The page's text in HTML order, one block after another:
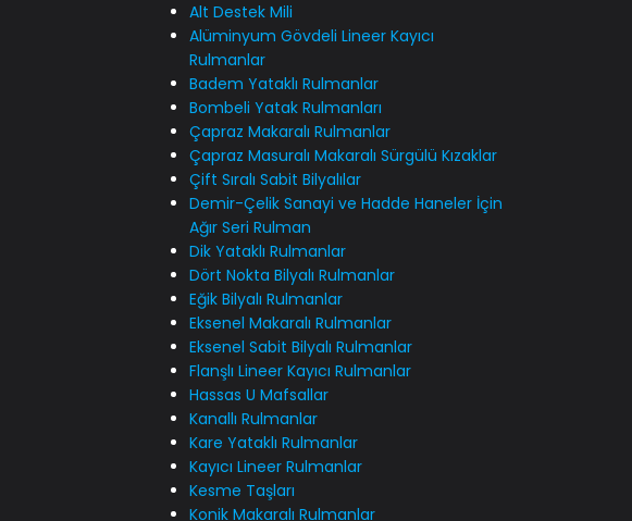
Alt Destek Mili
Alüminyum Gövdeli Lineer Kayıcı
Rulmanlar
Badem Yataklı Rulmanlar
Bombeli Yatak Rulmanları
Çapraz Makaralı Rulmanlar
Çapraz Masuralı Makaralı Sürgülü Kızaklar
Çift Sıralı Sabit Bilyalılar
Demir-Çelik Sanayi ve Hadde Haneler İçin
Ağır Seri Rulman
Dik Yataklı Rulmanlar
Dört Nokta Bilyalı Rulmanlar
Eğik Bilyalı Rulmanlar
Eksenel Makaralı Rulmanlar
Eksenel Sabit Bilyalı Rulmanlar
Flanşlı Lineer Kayıcı Rulmanlar
Hassas U Mafsallar
Kanallı Rulmanlar
Kare Yataklı Rulmanlar
Kayıcı Lineer Rulmanlar
Kesme Taşları
Konik Makaralı Rulmanlar